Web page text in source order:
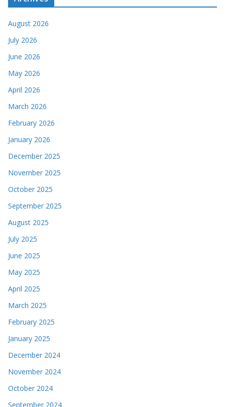
August 2026
July 2026
June 2026
May 2026
April 2026
March 2026
February 2026
January 2026
December 2025
November 2025
October 2025
September 2025
August 2025
July 2025
June 2025
May 2025
April 2025
March 2025
February 2025
January 2025
December 2024
November 2024
October 2024
September 2024